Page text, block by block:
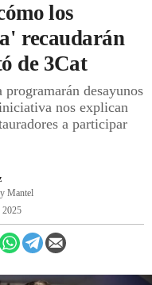
los
recaudarán
de 3Cat
desayunos
nos explican
a participar
Mantel
2025